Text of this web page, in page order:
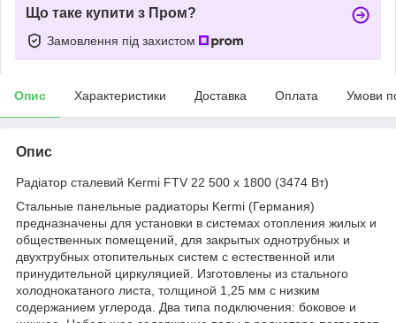
Що таке купити з Пром?
Замовлення під захистом
Опис Характеристики Доставка Оплата Умови
Опис
Радіатор сталевий Kermi FTV 22 500 x 1800 (3474 Вт)
Стальные панельные радиаторы Kermi (Германия)
предназначены для установки в системах отопления жилых и
общественных помещений, для закрытых однотрубных и
двухтрубных отопительных систем с естественной или
принудительной циркуляцией. Изготовлены из стального
холоднокатаного листа, толщиной 1,25 мм с низким
содержанием углерода. Два типа подключения: боковое и